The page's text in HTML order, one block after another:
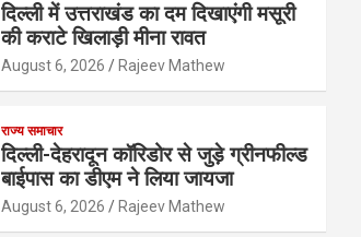
दिल्ली में उत्तराखंड का दम दिखाएंगी मसूरी
की कराटे खिलाड़ी मीना रावत
August 6, 2026 Rajeev Mathew
राज्य समाचार
दिल्ली-देहरादून कॉरिडोर से जुड़े ग्रीनफील्ड
बाईपास का डीएम ने लिया जायजा
August 6, 2026 Rajeev Mathew